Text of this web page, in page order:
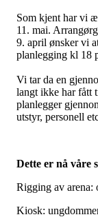
Som kjent har vi
11. mai.
9. april ønsker vi
planlegging kl 18
Vi tar da en
langt ikke har fått
planlegger
utstyr, personell
Dette er nå våre
Rigging av arena:
Kiosk: